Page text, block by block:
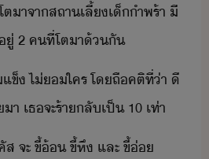
า​จา​สถาเลี้เ็ำพร้า​ ​ี​
​2​ ​คที​่​โตา​้​ั
แข็​ ​ไ่​ใคร​ ​โ​ถื​คติ​ที่่า​ ​ี​
า​ ​เธ​จะ​ร้า​ลัเป็​ ​10​ ​เท่า
จะ​ ​ขี้้​ ​ขี้หึ​ ​และ​ ​ขี้​่